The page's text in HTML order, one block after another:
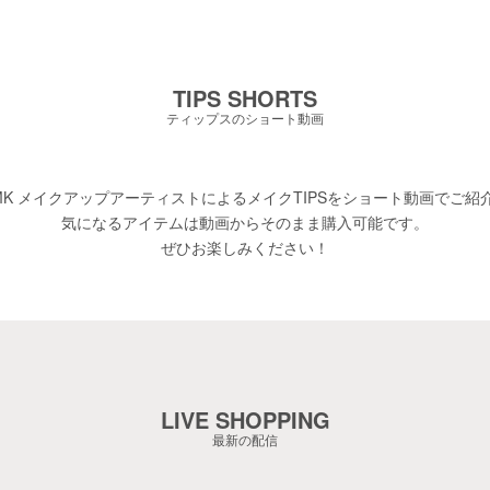
TIPS SHORTS
ティップスのショート動画
メイクアップアーティストによるメイクTIPSをショート動画でご紹
気になるアイテムは動画からそのまま購入可能です。
ぜひお楽しみください！​
LIVE SHOPPING
最新の配信